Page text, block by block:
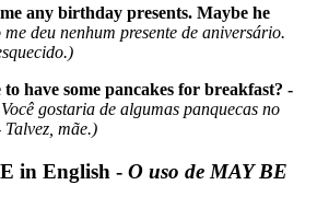
any birthday presents. Maybe he
me deu nenhum presente de aniversário.
have some pancakes for breakfast? -
gostaria de algumas panquecas no
mãe.)
in English - O uso de MAY BE